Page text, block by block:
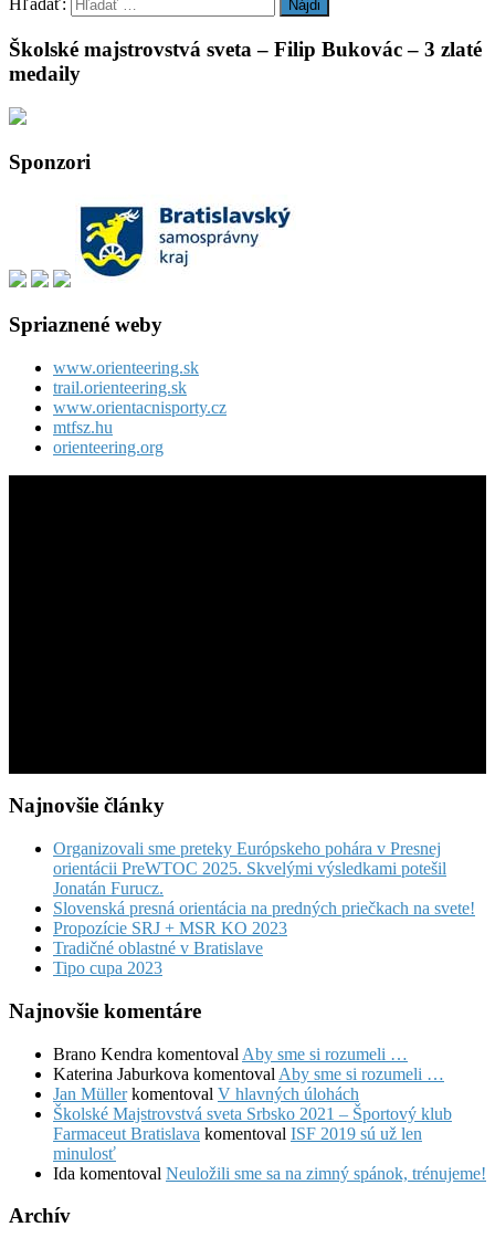
Hľadať:
Školské majstrovstvá sveta – Filip Bukovác – 3 zlaté
medaily
Sponzori
Spriaznené weby
www.orienteering.sk
trail.orienteering.sk
www.orientacnisporty.cz
mtfsz.hu
orienteering.org
Najnovšie články
Organizovali sme preteky Európskeho pohára v Presnej
orientácii PreWTOC 2025. Skvelými výsledkami potešil
Jonatán Furucz.
Slovenská presná orientácia na predných priečkach na svete!
Propozície SRJ + MSR KO 2023
Tradičné oblastné v Bratislave
Tipo cupa 2023
Najnovšie komentáre
Brano Kendra komentoval Aby sme si rozumeli …
Katerina Jaburkova komentoval Aby sme si rozumeli …
Jan Müllerkomentoval V hlavných úlohách
Školské Majstrovstvá sveta Srbsko 2021 – Športový klub
Farmaceut Bratislava komentoval ISF 2019 sú už len
minulosť
Ida komentoval Neuložili sme sa na zimný spánok, trénujeme!
Archív